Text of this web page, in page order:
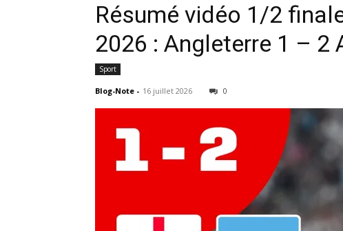
Résumé vidéo 1/2
2026 : Angleterre 1 – 2
Sport
Blog-Note - 16 juillet 2026 0